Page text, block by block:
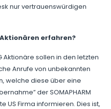
nur vertrauenswürdigen
erfahren?
Aktionäre sollen in den letzten
Anrufe von unbekannten
welche diese über eine
der SOMAPHARM
US Firma informieren. Dies ist,